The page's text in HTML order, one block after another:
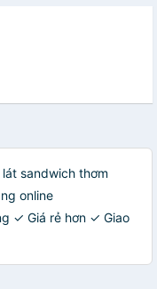
sandwich thơm
online
✓ Giá rẻ hơn ✓ Giao